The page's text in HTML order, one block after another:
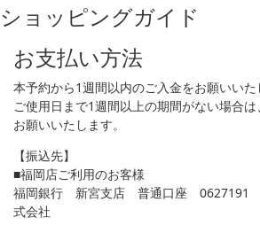
ショッピングガイド
お支払い方法
本予約から1週間以内のご入金をお願いいた
ご使用日まで1週間以上の期間がない場合
お願いいたします。
【振込先】
■福岡店ご利用のお客様
福岡銀行 新宮支店 普通口座 0627191
式会社